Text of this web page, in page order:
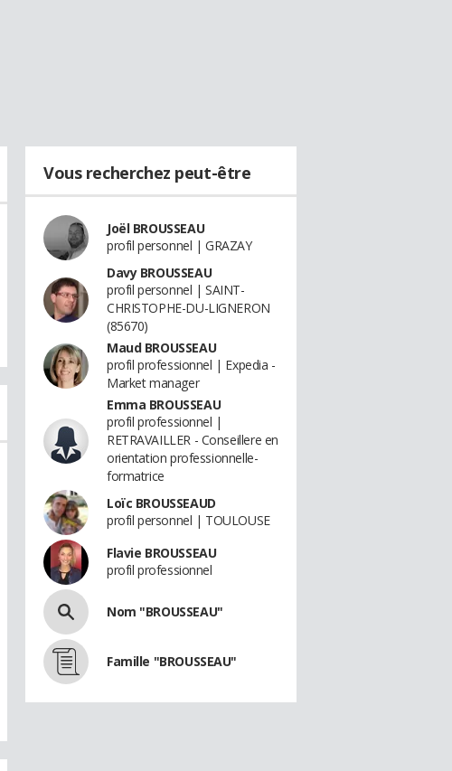
Vous recherchez peut-être
Joël BROUSSEAU
profil personnel | GRAZAY
Davy BROUSSEAU
profil personnel | SAINT-
CHRISTOPHE-DU-LIGNERON
(85670)
Maud BROUSSEAU
profil professionnel | Expedia -
Market manager
Emma BROUSSEAU
profil professionnel |
RETRAVAILLER - Conseillere en
orientation professionnelle-
formatrice
Loïc BROUSSEAUD
profil personnel | TOULOUSE
Flavie BROUSSEAU
profil professionnel
Nom "BROUSSEAU"
Famille "BROUSSEAU"